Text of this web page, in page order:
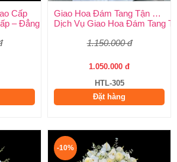
Cấp
– Đẳng Cấp Tinh Tế, Kính Viếng Trang
Giao Hoa Đám Tang Tận Nơi Toàn Quốc
Dịch Vụ Giao Hoa Đám Tang
1.150.000 đ
1.050.000 đ
HTL-305
Đặt hàng
-10%